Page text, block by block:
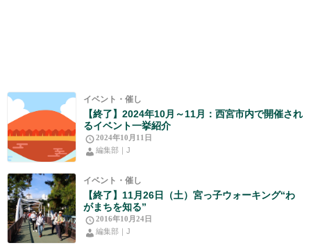
イベント・催し
【終了】2024年10月～11月：西宮市内で開催され
るイベント一挙紹介
2024年10月11日
編集部｜J
イベント・催し
【終了】11月26日（土）宮っ子ウォーキング“わ
がまちを知る”
2016年10月24日
編集部｜J